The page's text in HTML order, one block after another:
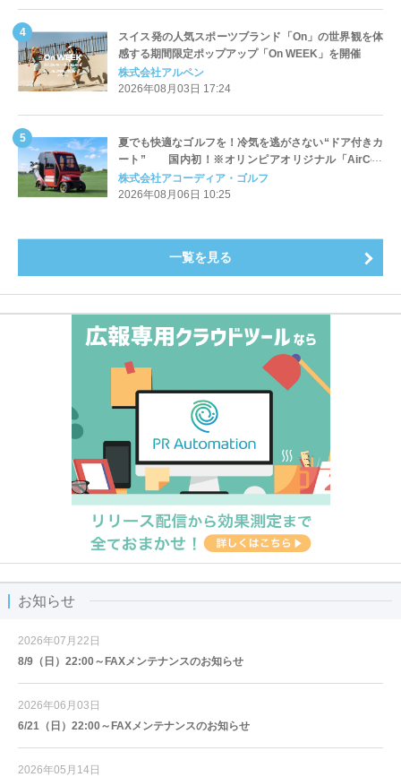
スイス発の人気スポーツブランド「On」の世界観を体
感する期間限定ポップアップ「On WEEK」を開催
株式会社アルペン
2026年08月03日 17:24
夏でも快適なゴルフを！冷気を逃がさない“ドア付きカ
ート” 国内初！※オリンピアオリジナル「AirCon
Cart（エアコンカート）」導入 | アコーディア・ゴ
ルフ
株式会社アコーディア・ゴルフ
2026年08月06日 10:25
一覧を見る
お知らせ
2026年07月22日
8/9（日）22:00～FAXメンテナンスのお知らせ
2026年06月03日
6/21（日）22:00～FAXメンテナンスのお知らせ
2026年05月14日